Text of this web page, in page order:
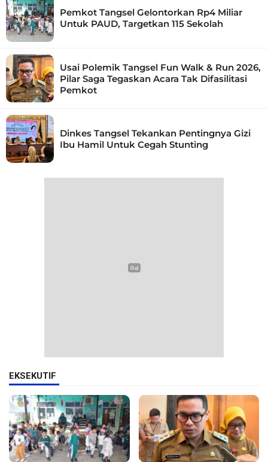
Pemkot Tangsel Gelontorkan Rp4 Miliar
Untuk PAUD, Targetkan 115 Sekolah
Usai Polemik Tangsel Fun Walk & Run 2026,
Pilar Saga Tegaskan Acara Tak Difasilitasi
Pemkot
Dinkes Tangsel Tekankan Pentingnya Gizi
Ibu Hamil Untuk Cegah Stunting
EKSEKUTIF